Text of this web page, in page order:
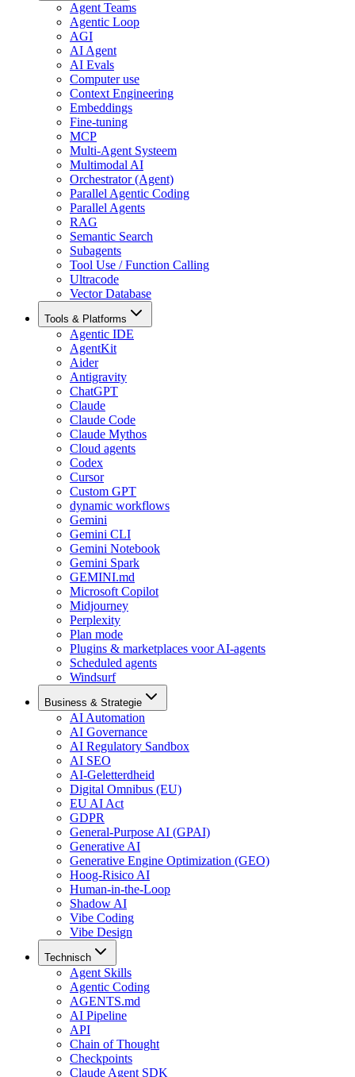
Agent Teams
Agentic Loop
AGI
AI Agent
AI Evals
Computer use
Context Engineering
Embeddings
Fine-tuning
MCP
Multi-Agent Systeem
Multimodal AI
Orchestrator (Agent)
Parallel Agentic Coding
Parallel Agents
RAG
Semantic Search
Subagents
Tool Use / Function Calling
Ultracode
Vector Database
Tools & Platforms
Agentic IDE
AgentKit
Aider
Antigravity
ChatGPT
Claude
Claude Code
Claude Mythos
Cloud agents
Codex
Cursor
Custom GPT
dynamic workflows
Gemini
Gemini CLI
Gemini Notebook
Gemini Spark
GEMINI.md
Microsoft Copilot
Midjourney
Perplexity
Plan mode
Plugins & marketplaces voor AI-agents
Scheduled agents
Windsurf
Business & Strategie
AI Automation
AI Governance
AI Regulatory Sandbox
AI SEO
AI-Geletterdheid
Digital Omnibus (EU)
EU AI Act
GDPR
General-Purpose AI (GPAI)
Generative AI
Generative Engine Optimization (GEO)
Hoog-Risico AI
Human-in-the-Loop
Shadow AI
Vibe Coding
Vibe Design
Technisch
Agent Skills
Agentic Coding
AGENTS.md
AI Pipeline
API
Chain of Thought
Checkpoints
Claude Agent SDK